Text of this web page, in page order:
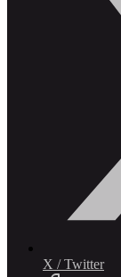
X / Twitter